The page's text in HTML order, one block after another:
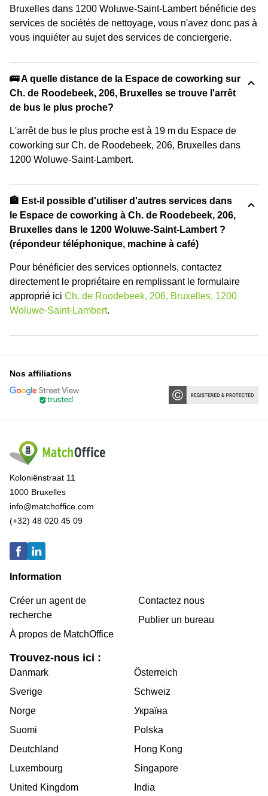
Bruxelles dans 1200 Woluwe-Saint-Lambert bénéficie des
services de sociétés de nettoyage, vous n'avez donc pas à
vous inquiéter au sujet des services de conciergerie.
🚌 A quelle distance de la Espace de coworking sur
Ch. de Roodebeek, 206, Bruxelles se trouve l'arrêt
de bus le plus proche?
L'arrêt de bus le plus proche est à 19 m du Espace de
coworking sur Ch. de Roodebeek, 206, Bruxelles dans
1200 Woluwe-Saint-Lambert.
🏦 Est-il possible d'utiliser d'autres services dans
le Espace de coworking à Ch. de Roodebeek, 206,
Bruxelles dans le 1200 Woluwe-Saint-Lambert ?
(répondeur téléphonique, machine à café)
Pour bénéficier des services optionnels, contactez
directement le propriétaire en remplissant le formulaire
approprié ici Ch. de Roodebeek, 206, Bruxelles, 1200
Woluwe-Saint-Lambert.
Nos affiliations
Koloniënstraat 11
1000 Bruxelles
info@matchoffice.com
(+32) 48 020 45 09
Information
Créer un agent de
recherche
À propos de MatchOffice
Contactez nous
Publier un bureau
Trouvez-nous ici :
Danmark
Sverige
Norge
Suomi
Deutchland
Luxembourg
United Kingdom
Österreich
Schweiz
Україна
Polska
Hong Kong
Singapore
India